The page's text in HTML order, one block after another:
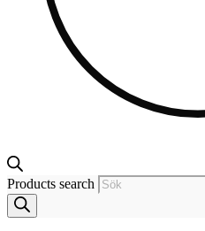
Products search